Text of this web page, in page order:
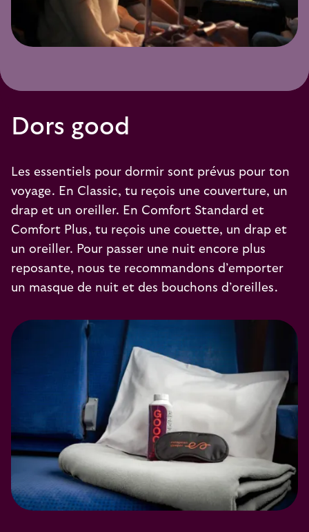
Dors good
Les essentiels pour dormir sont prévus pour ton
voyage. En Classic, tu reçois une couverture, un
drap et un oreiller. En Comfort Standard et
Comfort Plus, tu reçois une couette, un drap et
un oreiller. Pour passer une nuit encore plus
reposante, nous te recommandons d’emporter
un masque de nuit et des bouchons d’oreilles.